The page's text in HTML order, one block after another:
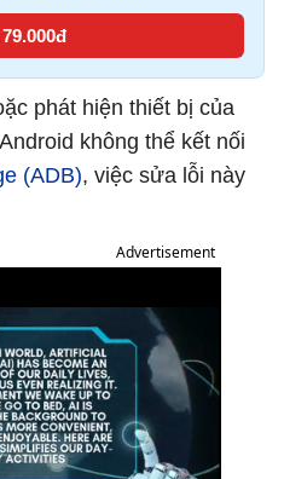
phát hiện thiết bị của
không thể kết nối
(ADB), việc sửa lỗi này
Advertisement